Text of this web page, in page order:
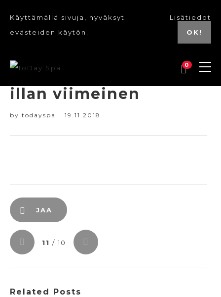
Käyttämällä sivuja, hyväksyt
evästeiden käytön.
Lisätiedot
OK!
0
illan viimeinen
by todayspa 19.11.2018
JAA
11 / 10
Related Posts